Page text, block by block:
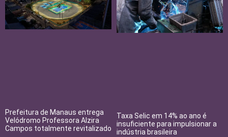
Prefeitura de Manaus entrega
Velódromo Professora Alzira
Campos totalmente revitalizado
Taxa Selic em 14% ao ano é
insuficiente para impulsionar a
indústria brasileira